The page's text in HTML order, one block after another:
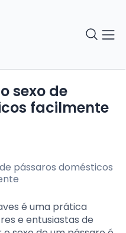
sexo de
facilmente
é uma prática
e entusiastas de